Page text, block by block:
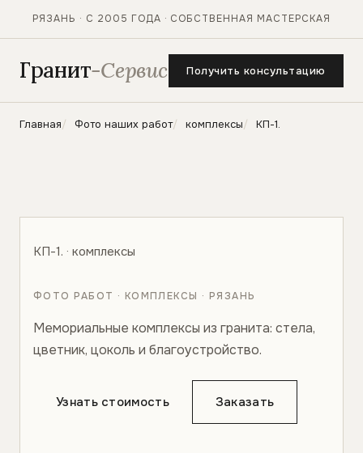
РЯЗАНЬ · С 2005 ГОДА · СОБСТВЕННАЯ МАСТЕРСКАЯ
Гранит-Сервис Получить консультацию
Главная Фото наших работ комплексы КП-1.
КП-1. · комплексы
ФОТО РАБОТ · КОМПЛЕКСЫ · РЯЗАНЬ
Мемориальные комплексы из гранита: стела,
цветник, цоколь и благоустройство.
Узнать стоимость Заказать